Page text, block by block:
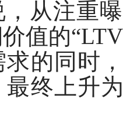
从注重
值的
求的同时
终上升